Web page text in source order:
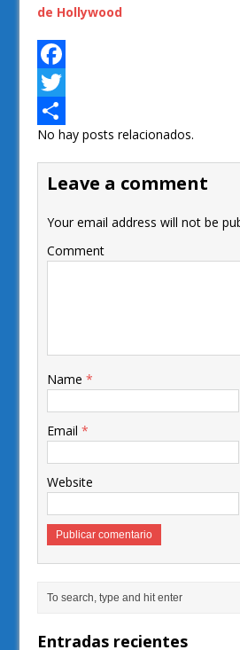
de Hollywood
F
a
c
e
T
w
i
S
h
No hay posts relacionados.
Leave a comment
Your email address will not be
Comment
Name*
Email*
Website
Entradas recientes